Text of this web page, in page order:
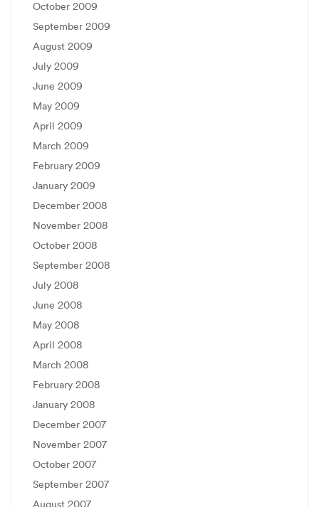
October 2009
September 2009
August 2009
July 2009
June 2009
May 2009
April 2009
March 2009
February 2009
January 2009
December 2008
November 2008
October 2008
September 2008
July 2008
June 2008
May 2008
April 2008
March 2008
February 2008
January 2008
December 2007
November 2007
October 2007
September 2007
August 2007